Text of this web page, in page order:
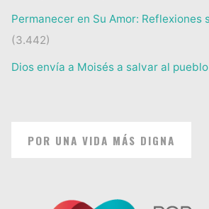
Permanecer en Su Amor: Reflexiones
(3.442)
Dios envía a Moisés a salvar al pueblo
POR UNA VIDA MÁS DIGNA